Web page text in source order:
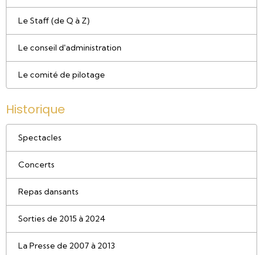
Le Staff (de Q à Z)
Le conseil d'administration
Le comité de pilotage
Historique
Spectacles
Concerts
Repas dansants
Sorties de 2015 à 2024
La Presse de 2007 à 2013